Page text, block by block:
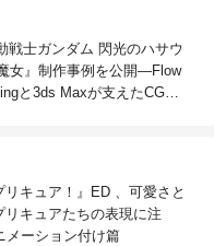
戦士ガンダム 閃光のハサウ
女』制作事例を公開―Flow
と3ds Maxが支えたCG制
リキュア！』ED 、可愛さと
キュアたちの表現に注
メーション付け篇